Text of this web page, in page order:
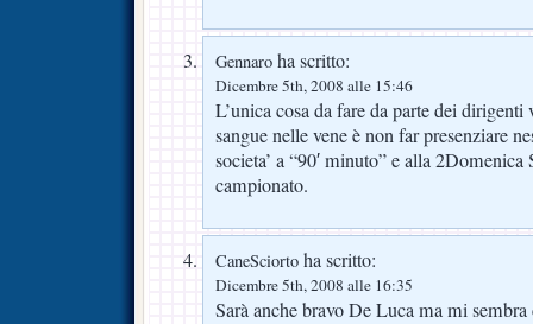
Gennaro ha scritto:
Dicembre 5th, 2008 alle 15:46
L’unica cosa da fare da parte dei dirigenti
sangue nelle vene è non far presenziare
societa’ a “90′ minuto” e alla
campionato.
CaneSciorto ha scritto:
Dicembre 5th, 2008 alle 16:35
Sarà anche bravo De Luca ma mi